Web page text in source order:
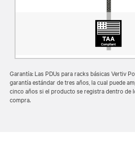
Garantía: Las PDUs para racks básicas Vertiv
garantía estándar de tres años, la cual puede
cinco años si el producto se registra dentro de
compra.